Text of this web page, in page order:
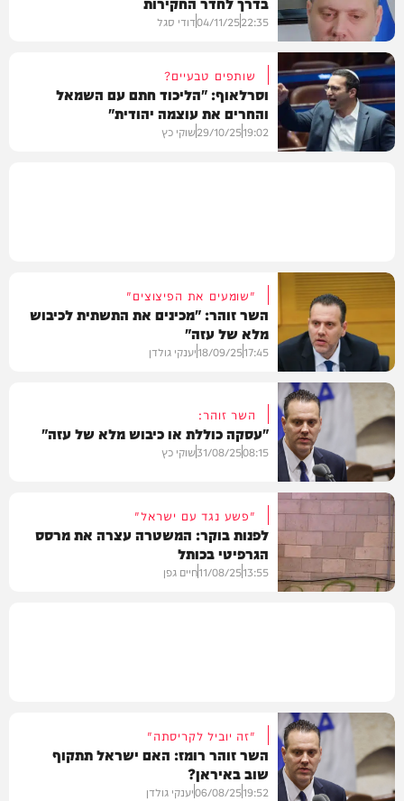
חדשות
22:35
04/11/25דודי סגל
שותפים טבעיים?
וסרלאוף: "הליכוד חתם עם השמאל
והחרים את עוצמה יהודית"
19:02
29/10/25שוקי כץ
חדשות
"שומעים את הפיצוצים"
השר זוהר: "מכינים את התשתית לכיבוש
מלא של עזה"
17:45
18/09/25יענקי גולדן
חדשות
השר זוהר:
"עסקה כוללת או כיבוש מלא של עזה"
08:15
31/08/25שוקי כץ
"פשע נגד עם ישראל"
לפנות בוקר: המשטרה עצרה את מרסס
הגרפיטי בכותל
13:55
11/08/25חיים גפן
"זה יוביל לקריסתה"
השר זוהר רומז: האם ישראל תתקוף
שוב באיראן?
19:52
06/08/25יענקי גולדן